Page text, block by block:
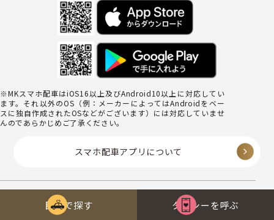
※MKスマホ配車はiOS16以上及びAndroid10以上に対応してい
ます。それ以外のOS（例：メーカーによってはAndroidをベー
スに独自作成されたOSなどがございます）には対応していませ
んのであらかじめご了承ください。
スマホ配車アプリについて
目的で探す タクシーを呼ぶ